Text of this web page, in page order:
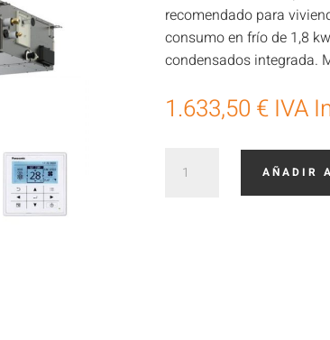
recomendado para
consumo en frío de 1,8
condensados integrada.
1.633,50 € IVA
KIT-
AÑADIR